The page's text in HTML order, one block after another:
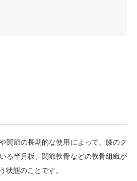
関節の長期的な使用によって、膝のク
る半月板、関節軟骨などの軟骨組織が
状態のことです。